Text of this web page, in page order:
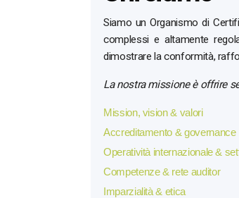
Siamo un Organismo di
complessi e altamente
dimostrare la conformità,
La nostra missione è offrire
Mission, vision & valori
Accreditamento & governance
Operatività internazionale &
Competenze & rete auditor
Imparzialità & etica